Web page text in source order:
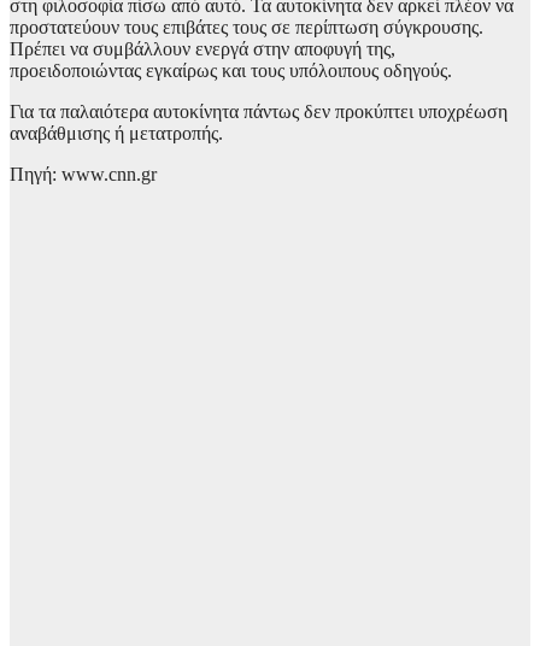
στη φιλοσοφία πίσω από αυτό. Τα αυτοκίνητα δεν αρκεί πλέον να
προστατεύουν τους επιβάτες τους σε περίπτωση σύγκρουσης.
Πρέπει να συμβάλλουν ενεργά στην αποφυγή της,
προειδοποιώντας εγκαίρως και τους υπόλοιπους οδηγούς.
Για τα παλαιότερα αυτοκίνητα πάντως δεν προκύπτει υποχρέωση
αναβάθμισης ή μετατροπής.
Πηγή: www.cnn.gr